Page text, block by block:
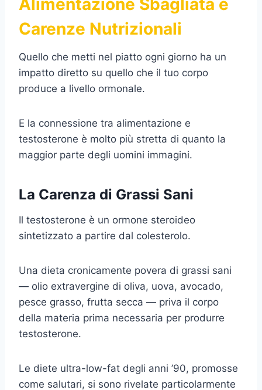
Carenze Nutrizionali
Quello che metti nel piatto ogni giorno ha un
impatto diretto su quello che il tuo corpo
produce a livello ormonale.
E la connessione tra alimentazione e
testosterone è molto più stretta di quanto la
maggior parte degli uomini immagini.
La Carenza di Grassi Sani
Il testosterone è un ormone steroideo
sintetizzato a partire dal colesterolo.
Una dieta cronicamente povera di grassi sani
— olio extravergine di oliva, uova, avocado,
pesce grasso, frutta secca — priva il corpo
della materia prima necessaria per produrre
testosterone.
Le diete ultra-low-fat degli anni ’90, promosse
come salutari, si sono rivelate particolarmente